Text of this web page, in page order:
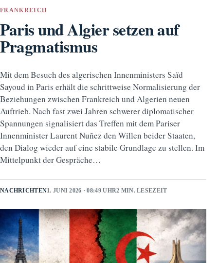
FRANKREICH
Paris und Algier setzen auf
Pragmatismus
Mit dem Besuch des algerischen Innenministers Saïd
Sayoud in Paris erhält die schrittweise Normalisierung der
Beziehungen zwischen Frankreich und Algerien neuen
Auftrieb. Nach fast zwei Jahren schwerer diplomatischer
Spannungen signalisiert das Treffen mit dem Pariser
Innenminister Laurent Nuñez den Willen beider Staaten,
den Dialog wieder auf eine stabile Grundlage zu stellen. Im
Mittelpunkt der Gespräche…
NACHRICHTEN1. JUNI 2026 · 08:49 UHR2 MIN. LESEZEIT